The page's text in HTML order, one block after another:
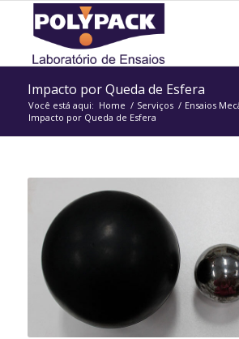
Impacto por Queda de Esfera
Você está aqui: Home / Serviços / Ensaios
Impacto por Queda de Esfera